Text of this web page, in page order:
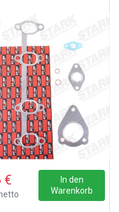
€
In den
Warenkorb